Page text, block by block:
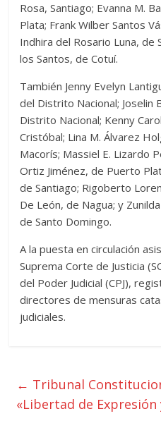
Rosa, Santiago; Evanna M.
Plata; Frank Wilber Santos
Indhira del Rosario Luna, de
los Santos, de Cotuí.
También Jenny Evelyn
del Distrito Nacional; Joselin
Distrito Nacional; Kenny
Cristóbal; Lina M. Álvarez
Macorís; Massiel E. Lizardo
Ortiz Jiménez, de Puerto
de Santiago; Rigoberto
De León, de Nagua; y
de Santo Domingo.
A la puesta en circulación
Suprema Corte de Justicia
del Poder Judicial (CPJ),
directores de mensuras
judiciales.
← Tribunal
«Libertad de Expresión